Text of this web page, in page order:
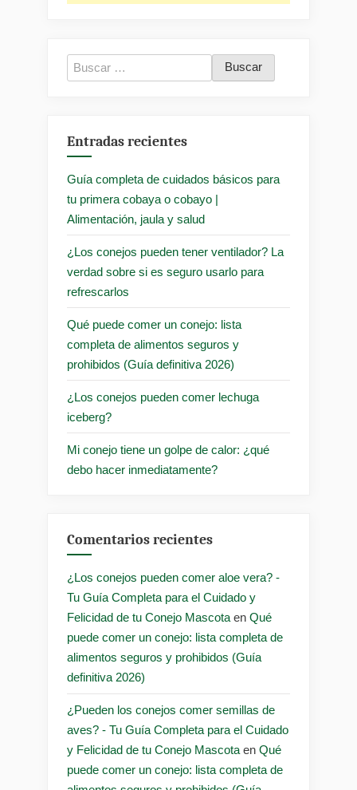
Buscar:
Entradas recientes
Guía completa de cuidados básicos para
tu primera cobaya o cobayo |
Alimentación, jaula y salud
¿Los conejos pueden tener ventilador? La
verdad sobre si es seguro usarlo para
refrescarlos
Qué puede comer un conejo: lista
completa de alimentos seguros y
prohibidos (Guía definitiva 2026)
¿Los conejos pueden comer lechuga
iceberg?
Mi conejo tiene un golpe de calor: ¿qué
debo hacer inmediatamente?
Comentarios recientes
¿Los conejos pueden comer aloe vera? -
Tu Guía Completa para el Cuidado y
Felicidad de tu Conejo Mascota en Qué
puede comer un conejo: lista completa de
alimentos seguros y prohibidos (Guía
definitiva 2026)
¿Pueden los conejos comer semillas de
aves? - Tu Guía Completa para el Cuidado
y Felicidad de tu Conejo Mascota en Qué
puede comer un conejo: lista completa de